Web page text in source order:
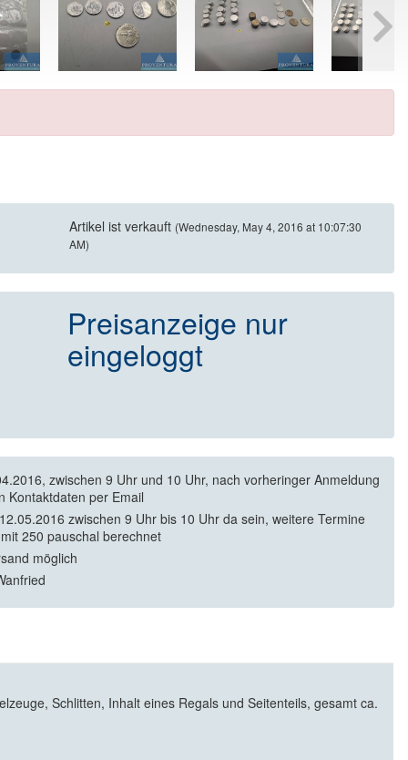
Artikel ist verkauft (Wednesday, May 4, 2016 at 10:07:30
AM)
Preisanzeige nur
eingeloggt
zwischen 9 Uhr und 10 Uhr, nach vorheringer Anmeldung
Kontaktdaten per Email
zwischen 9 Uhr bis 10 Uhr da sein, weitere Termine
250 pauschal berechnet
möglich
Schlitten, Inhalt eines Regals und Seitenteils, gesamt ca.